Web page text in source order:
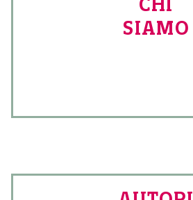
SIAMO